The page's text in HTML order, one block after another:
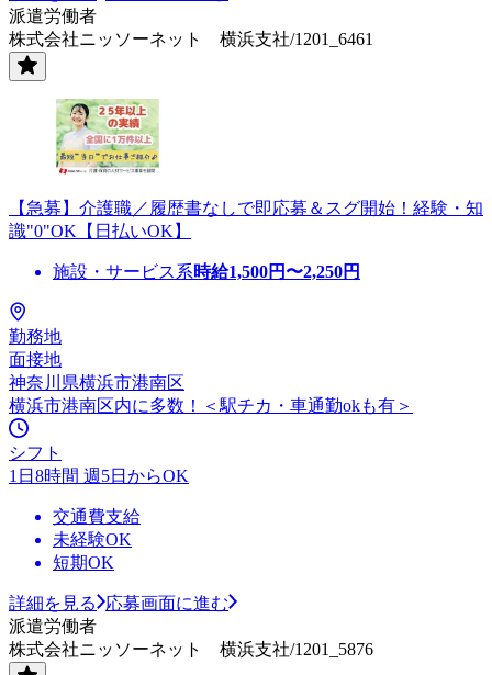
派遣労働者
株式会社ニッソーネット 横浜支社/1201_6461
【急募】介護職／履歴書なしで即応募＆スグ開始！経験・知
識"0"OK【日払いOK】
施設・サービス系時給1,500円〜2,250円
勤務地
面接地
神奈川県横浜市港南区
横浜市港南区内に多数！＜駅チカ・車通勤okも有＞
シフト
1日8時間 週5日からOK
交通費支給
未経験OK
短期OK
詳細を見る
応募画面に進む
派遣労働者
株式会社ニッソーネット 横浜支社/1201_5876